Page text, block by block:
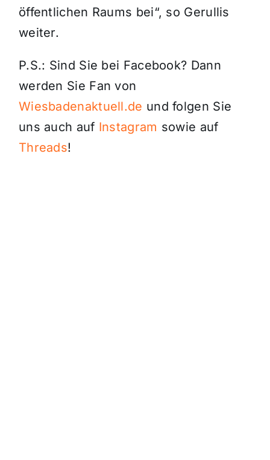
öffentlichen Raums bei“, so Gerullis
weiter.
P.S.: Sind Sie bei Facebook? Dann
werden Sie Fan von
Wiesbadenaktuell.de und folgen Sie
uns auch auf Instagram sowie auf
Threads!